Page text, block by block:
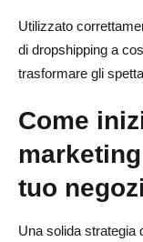
Utilizzato
di dropshipping a
trasformare gli
Come
tuo
Una solida strategia